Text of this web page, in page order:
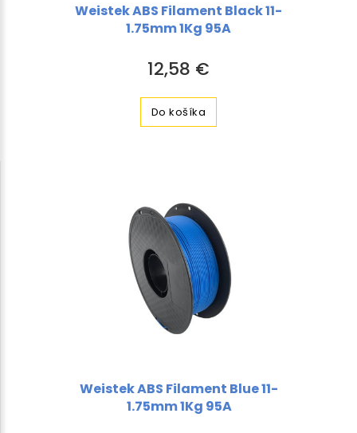
Weistek ABS Filament Black 11-
1.75mm 1Kg 95A
12,58 €
Do košíka
Weistek ABS Filament Blue 11-
1.75mm 1Kg 95A